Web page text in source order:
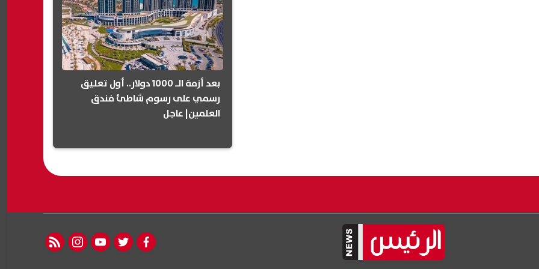
بعد أزمة الـ 1000 دولار.. أول تعليق
رسمي على رسوم شاطئ فندق
العلمين| عاجل
facebook
twitter
youtube
instagram
rss feed